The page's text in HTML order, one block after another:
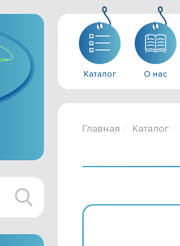
Каталог О нас
Главная Каталог